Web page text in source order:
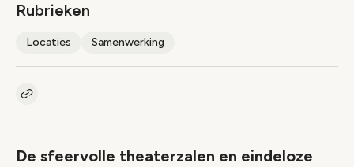
Rubrieken
Locaties Samenwerking
Kopieer link naar artikel
De sfeervolle theaterzalen en eindeloze